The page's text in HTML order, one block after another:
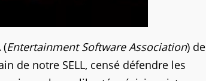
(Entertainment Software Association) de
de notre SELL, censé défendre les